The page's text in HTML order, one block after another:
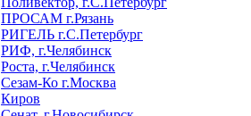
ПРОСАМ г.Рязань
РИГЕЛЬ г.С.Петербург
РИФ, г.Челябинск
Роста, г.Челябинск
Сезам-Ко г.Москва
Киров